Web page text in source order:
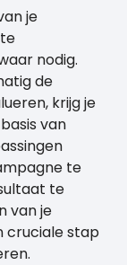
je
nodig.
de
krijg je
van
te
te
van je
cruciale stap